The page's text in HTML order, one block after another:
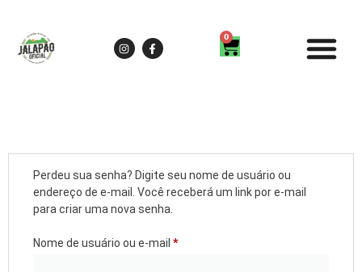
0
Perdeu sua senha? Digite seu nome de usuário ou
endereço de e-mail. Você receberá um link por e-mail
para criar uma nova senha.
Nome de usuário ou e-mail *